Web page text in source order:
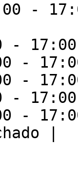
-
-
-
-
-
-
|